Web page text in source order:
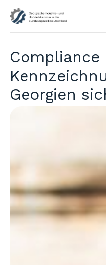
Compliance
Georgien